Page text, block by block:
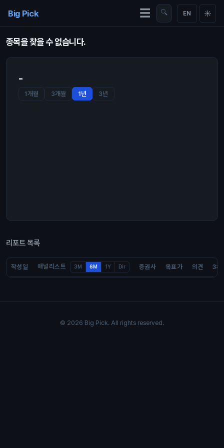
Big Pick ☰ 🔍 EN ☀
종목을 찾을 수 없습니다.
-
1개월 3개월 1년 3년
리포트 목록
작성일 애널리스트 3M 6M 1Y Dir 증권사 목표가 의견 3개
© 2026 Big Pick. All rights reserved.